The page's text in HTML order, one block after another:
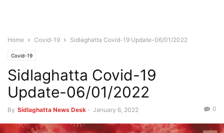
Home Covid-19 Sidlaghatta Covid-19 Update-06/01/2022
Covid-19
Sidlaghatta Covid-19
Update-06/01/2022
By Sidlaghatta News Desk - January 6, 2022 0